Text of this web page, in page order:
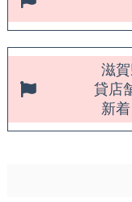
滋
貸店
新